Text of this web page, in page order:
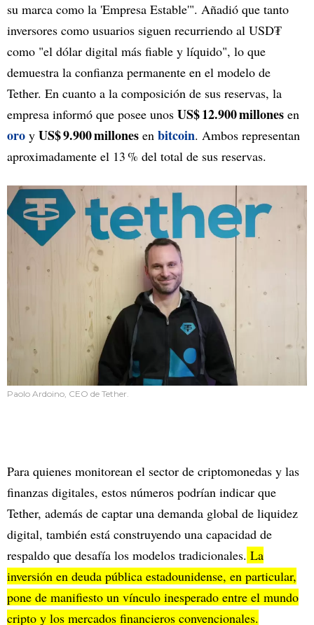
su marca como la 'Empresa Estable'". Añadió que tanto
inversores como usuarios siguen recurriendo al USD₮
como "el dólar digital más fiable y líquido", lo que
demuestra la confianza permanente en el modelo de
Tether. En cuanto a la composición de sus reservas, la
empresa informó que posee unos US$ 12.900 millones en
oro y US$ 9.900 millones en bitcoin. Ambos representan
aproximadamente el 13 % del total de sus reservas.
Paolo Ardoino, CEO de Tether.
Para quienes monitorean el sector de criptomonedas y las
finanzas digitales, estos números podrían indicar que
Tether, además de captar una demanda global de liquidez
digital, también está construyendo una capacidad de
respaldo que desafía los modelos tradicionales. La
inversión en deuda pública estadounidense, en particular,
pone de manifiesto un vínculo inesperado entre el mundo
cripto y los mercados financieros convencionales.